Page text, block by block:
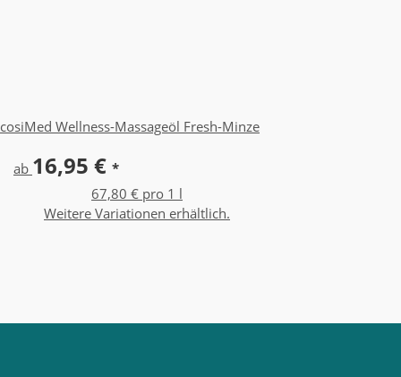
cosiMed Wellness-Massageöl Fresh-Minze
ab 16,95 € *
67,80 € pro 1 l
Weitere Variationen erhältlich.